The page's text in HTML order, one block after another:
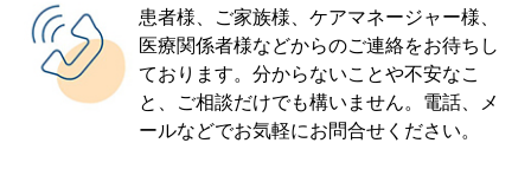
患者様、ご家族様、ケアマネージャー様、
医療関係者様などからのご連絡をお待ちし
ております。分からないことや不安なこ
と、ご相談だけでも構いません。電話、メ
ールなどでお気軽にお問合せください。